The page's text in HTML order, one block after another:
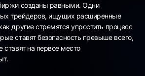
созданы равными. Одни
трейдеров, ищущих расширенные
другие стремятся упростить процесс
ставят безопасность превыше всего,
ставят на первое место